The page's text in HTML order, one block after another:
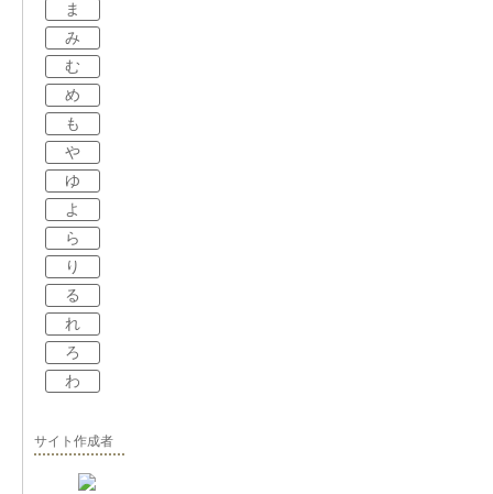
ま
み
む
め
も
や
ゆ
よ
ら
り
る
れ
ろ
わ
サイト作成者